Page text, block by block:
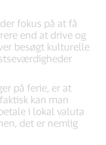
fokus på at få
end at drive og
besøgt kulturelle
på ferie, er at
kan man
i lokal valuta
det er nemlig